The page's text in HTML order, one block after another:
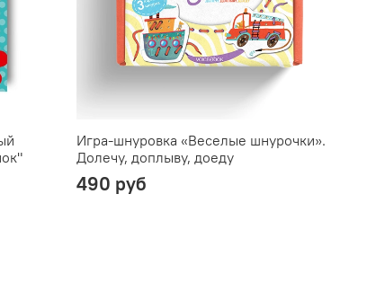
Игра-шнуровка «Веселые шнурочки».
Долечу, доплыву, доеду
490 руб